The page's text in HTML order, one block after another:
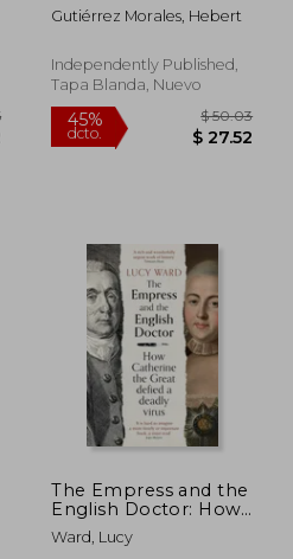
45%
dcto.
Gutiérrez Morales, Hebert
Independently Published,
Tapa Blanda, Nuevo
The Empress and the
English Doctor: How
Catherine the Great
Defied a Deadly Virus
Ward, Lucy